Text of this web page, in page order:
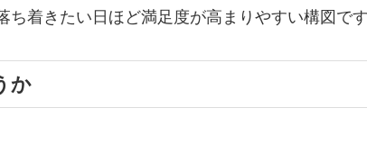
着きたい日ほど満足度が高まりやすい構図です
か